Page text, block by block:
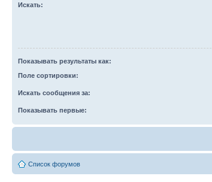
Искать:
Показывать результаты как:
Поле сортировки:
Искать сообщения за:
Показывать первые:
Список форумов